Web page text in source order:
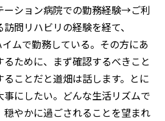
ーション病院での勤務経験→ご利
問リハビリの経験を経て、
ムで勤務している。その方にあ
ために、まず確認するべきこと
ることだと道畑は話します。とに
にしたい。どんな生活リズムで
やかに過ごされることを望まれ